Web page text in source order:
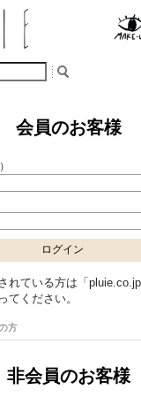
会員のお客様
れている方は「
てください。
方
非会員のお客様